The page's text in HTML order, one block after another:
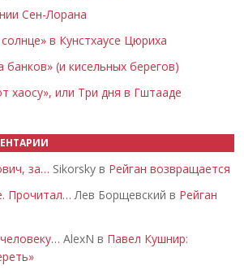
Сен-Лорана
в Кунстхаусе Цюриха
(и кисельных берегов)
хаосу», или Три дня в Гштааде
за… Sikorsky в Рейган возвращается
Прочитал… Лев Борщевский в Рейган
AlexN в Павел Кушнир: